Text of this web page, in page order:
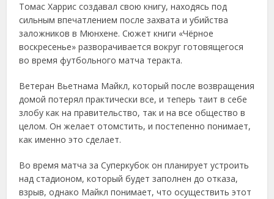
Томас Харрис создавал свою книгу, находясь под
сильным впечатлением после захвата и убийства
заложников в Мюнхене. Сюжет книги «Чёрное
воскресенье» разворачивается вокруг готовящегося
во время футбольного матча теракта.
Ветеран Вьетнама Майкл, который после возвращения
домой потерял практически все, и теперь таит в себе
злобу как на правительство, так и на все общество в
целом. Он желает отомстить, и постепенно понимает,
как именно это сделает.
Во время матча за Суперкубок он планирует устроить
над стадионом, который будет заполнен до отказа,
взрыв, однако Майкл понимает, что осуществить этот